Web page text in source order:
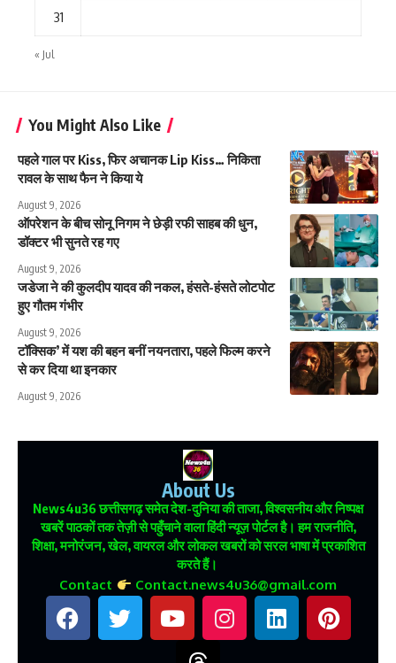
31
« Jul
You Might Also Like
पहले गाल पर Kiss, फिर अचानक Lip Kiss… निकिता
रावल के साथ फैन ने किया ये
August 9, 2026
ऑपरेशन के बीच सोनू निगम ने छेड़ी रफी साहब की धुन,
डॉक्टर भी सुनते रह गए
August 9, 2026
जडेजा ने की कुलदीप यादव की नकल, हंसते-हंसते लोटपोट
हुए गौतम गंभीर
August 9, 2026
टॉक्सिक’ में यश की बहन बनीं नयनतारा, पहले फिल्म करने
से कर दिया था इनकार
August 9, 2026
About Us
News4u36छत्तीसगढ़ समेत देश-दुनिया की ताजा, विश्वसनीय और निष्पक्ष
खबरें पाठकों तक तेज़ी से पहुँचाने वाला हिंदी न्यूज़ पोर्टल है। हम राजनीति,
शिक्षा, मनोरंजन, खेल, वायरल और लोकल खबरों को सरल भाषा में प्रकाशित
करते हैं।
Contact Contact.news4u36@gmail.com